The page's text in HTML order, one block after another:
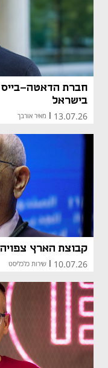
בישראל
13.07.26 מאיר אורבך
קבוצת הארץ
10.07.26 שירות כלכליסט